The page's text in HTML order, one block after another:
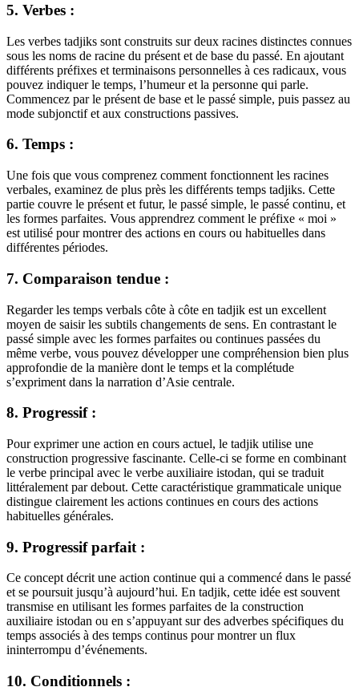
5. Verbes :
Les verbes tadjiks sont construits sur deux racines distinctes connues
sous les noms de racine du présent et de base du passé. En ajoutant
différents préfixes et terminaisons personnelles à ces radicaux, vous
pouvez indiquer le temps, l’humeur et la personne qui parle.
Commencez par le présent de base et le passé simple, puis passez au
mode subjonctif et aux constructions passives.
6. Temps :
Une fois que vous comprenez comment fonctionnent les racines
verbales, examinez de plus près les différents temps tadjiks. Cette
partie couvre le présent et futur, le passé simple, le passé continu, et
les formes parfaites. Vous apprendrez comment le préfixe « moi »
est utilisé pour montrer des actions en cours ou habituelles dans
différentes périodes.
7. Comparaison tendue :
Regarder les temps verbals côte à côte en tadjik est un excellent
moyen de saisir les subtils changements de sens. En contrastant le
passé simple avec les formes parfaites ou continues passées du
même verbe, vous pouvez développer une compréhension bien plus
approfondie de la manière dont le temps et la complétude
s’expriment dans la narration d’Asie centrale.
8. Progressif :
Pour exprimer une action en cours actuel, le tadjik utilise une
construction progressive fascinante. Celle-ci se forme en combinant
le verbe principal avec le verbe auxiliaire istodan, qui se traduit
littéralement par debout. Cette caractéristique grammaticale unique
distingue clairement les actions continues en cours des actions
habituelles générales.
9. Progressif parfait :
Ce concept décrit une action continue qui a commencé dans le passé
et se poursuit jusqu’à aujourd’hui. En tadjik, cette idée est souvent
transmise en utilisant les formes parfaites de la construction
auxiliaire istodan ou en s’appuyant sur des adverbes spécifiques du
temps associés à des temps continus pour montrer un flux
ininterrompu d’événements.
10. Conditionnels :